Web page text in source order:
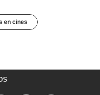
en cines